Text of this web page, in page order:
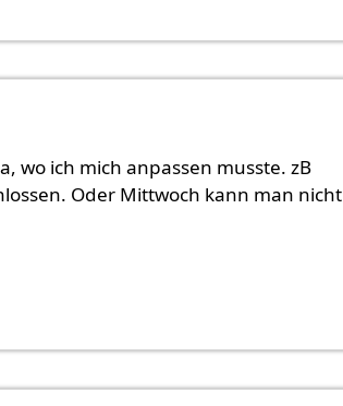
wo ich mich anpassen musste. zB
Oder Mittwoch kann man nicht